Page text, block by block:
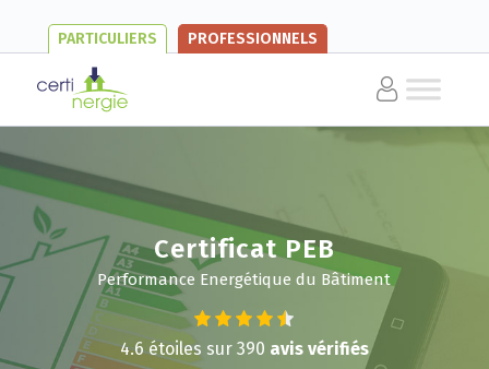
PARTICULIERS PROFESSIONNELS
Certificat PEB
Performance Energétique du Bâtiment
4.6étoiles sur 390 avis vérifiés